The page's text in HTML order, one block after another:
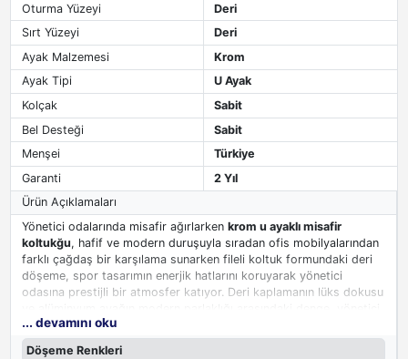
Oturma Yüzeyi
Deri
Sırt Yüzeyi
Deri
Ayak Malzemesi
Krom
Ayak Tipi
U Ayak
Kolçak
Sabit
Bel Desteği
Sabit
Menşei
Türkiye
Garanti
2 Yıl
Ürün Açıklamaları
Yönetici odalarında misafir ağırlarken krom u ayaklı misafir
koltukğu, hafif ve modern duruşuyla sıradan ofis mobilyalarından
farklı çağdaş bir karşılama sunarken fileli koltuk formundaki deri
döşeme, spor tasarımın enerjik hatlarını koruyarak yönetici
odasına prestijli bir atmosfer katıyor. Deri kaplamanın lüks dokusu
odasında misafirlerinize verdiğiniz değeri hissettiren düşünceli bir
tamamlayıcı haline geliyor.
... devamını oku
Döşeme Renkleri